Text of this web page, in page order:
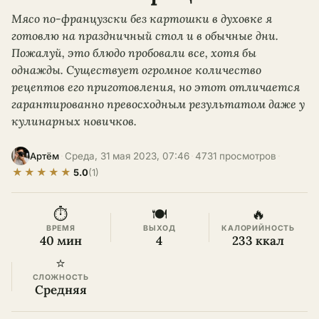
Мясо по-французски без картошки в духовке я
готовлю на праздничный стол и в обычные дни.
Пожалуй, это блюдо пробовали все, хотя бы
однажды. Существует огромное количество
рецептов его приготовления, но этот отличается
гарантированно превосходным результатом даже у
кулинарных новичков.
Артём Среда, 31 мая 2023, 07:46 4731 просмотров
★ ★ ★ ★ ★ 5.0(1)
⏱
ВРЕМЯ
40 мин
🍽
ВЫХОД
4
🔥
КАЛОРИЙНОСТЬ
233 ккал
⭐
СЛОЖНОСТЬ
Средняя